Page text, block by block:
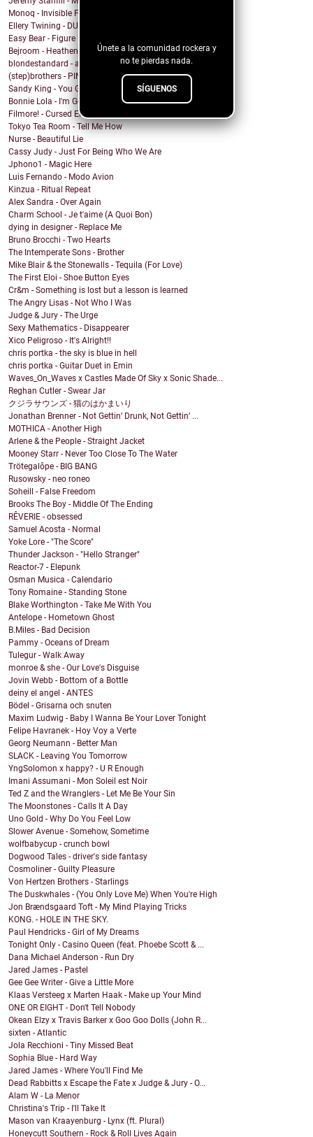
Únete a la comunidad rockera y
no te pierdas nada.
SÍGUENOS
Monoq - Invisible Finish Line
Ellery Twining - DUSTY SPRINGFIELD'S RECORD COLLEC...
Easy Bear - Figure It Out
Bejroom - Heathens
blondestandard - arms of another
(step)brothers - PINOT NOIR
Sandy King - You Got Me Mixed Up With That Bottle
Bonnie Lola - I'm Going Home
Filmore! - Cursed Energy
Tokyo Tea Room - Tell Me How
Nurse - Beautiful Lie
Cassy Judy - Just For Being Who We Are
Jphono1 - Magic Here
Luis Fernando - Modo Avion
Kinzua - Ritual Repeat
Alex Sandra - Over Again
Charm School - Je t'aime (A Quoi Bon)
dying in designer - Replace Me
Bruno Brocchi - Two Hearts
The Intemperate Sons - Brother
Mike Blair & the Stonewalls - Tequila (For Love)
The First Eloi - Shoe Button Eyes
Cr&m - Something is lost but a lesson is learned
The Angry Lisas - Not Who I Was
Judge & Jury - The Urge
Sexy Mathematics - Disappearer
Xico Peligroso - It's Alright!!
chris portka - the sky is blue in hell
chris portka - Guitar Duet in Emin
Waves_On_Waves x Castles Made Of Sky x Sonic Shade...
Reghan Cutler - Swear Jar
クジラサウンズ - 猫のはかまいり
Jonathan Brenner - Not Gettin’ Drunk, Not Gettin’ ...
MOTHICA - Another High
Arlene & the People - Straight Jacket
Mooney Starr - Never Too Close To The Water
Trötegalôpe - BIG BANG
Rusowsky - neo roneo
Soheill - False Freedom
Brooks The Boy - Middle Of The Ending
RÊVERIE - obsessed
Samuel Acosta - Normal
Yoke Lore - "The Score"
Thunder Jackson - "Hello Stranger"
Reactor-7 - Elepunk
Osman Musica - Calendario
Tony Romaine - Standing Stone
Blake Worthington - Take Me With You
Antelope - Hometown Ghost
B.Miles - Bad Decision
Pammy - Oceans of Dream
Tulegur - Walk Away
monroe & she - Our Love's Disguise
Jovin Webb - Bottom of a Bottle
deiny el angel - ANTES
Bödel - Grisarna och snuten
Maxim Ludwig - Baby I Wanna Be Your Lover Tonight
Felipe Havranek - Hoy Voy a Verte
Georg Neumann - Better Man
SLACK - Leaving You Tomorrow
YngSolomon x happy? - U R Enough
Imani Assumani - Mon Soleil est Noir
Ted Z and the Wranglers - Let Me Be Your Sin
The Moonstones - Calls It A Day
Uno Gold - Why Do You Feel Low
Slower Avenue - Somehow, Sometime
wolfbabycup - crunch bowl
Dogwood Tales - driver's side fantasy
Cosmoliner - Guilty Pleasure
Von Hertzen Brothers - Starlings
The Duskwhales - (You Only Love Me) When You're High
Jon Brændsgaard Toft - My Mind Playing Tricks
KONG. - HOLE IN THE SKY.
Paul Hendricks - Girl of My Dreams
Tonight Only - Casino Queen (feat. Phoebe Scott & ...
Dana Michael Anderson - Run Dry
Jared James - Pastel
Gee Gee Writer - Give a Little More
Klaas Versteeg x Marten Haak - Make up Your Mind
ONE OR EIGHT - Don't Tell Nobody
Okean Elzy x Travis Barker x Goo Goo Dolls (John R...
sixten - Atlantic
Jola Recchioni - Tiny Missed Beat
Sophia Blue - Hard Way
Jared James - Where You'll Find Me
Dead Rabbitts x Escape the Fate x Judge & Jury - O...
Alam W - La Menor
Christina's Trip - I'll Take It
Mason van Kraayenburg - Lynx (ft. Plural)
Honeycutt Southern - Rock & Roll Lives Again